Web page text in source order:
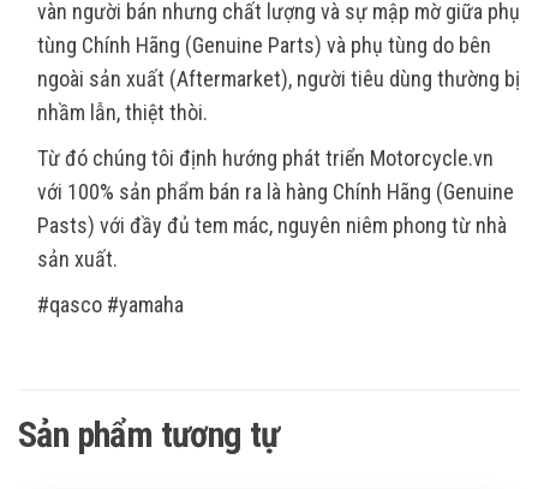
vàn người bán nhưng chất lượng và sự mập mờ giữa phụ
tùng Chính Hãng (Genuine Parts) và phụ tùng do bên
ngoài sản xuất (Aftermarket), người tiêu dùng thường bị
nhầm lẫn, thiệt thòi.
Từ đó chúng tôi định hướng phát triển Motorcycle.vn
với 100% sản phẩm bán ra là hàng Chính Hãng (Genuine
Pasts) với đầy đủ tem mác, nguyên niêm phong từ nhà
sản xuất.
#qasco #yamaha
Sản phẩm tương tự